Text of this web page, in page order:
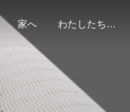
家へ わたしたち に つい て